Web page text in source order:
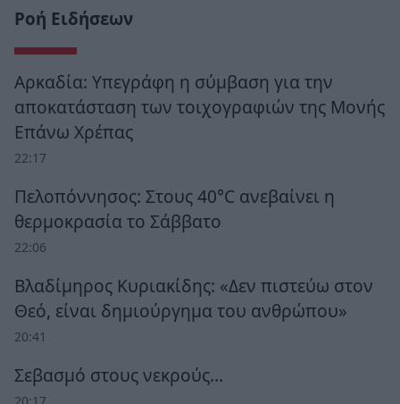
Ροή Ειδήσεων
Αρκαδία: Υπεγράφη η σύμβαση για την
αποκατάσταση των τοιχογραφιών της Μονής
Επάνω Χρέπας
22:17
Πελοπόννησος: Στους 40°C ανεβαίνει η
θερμοκρασία το Σάββατο
22:06
Βλαδίμηρος Κυριακίδης: «Δεν πιστεύω στον
Θεό, είναι δημιούργημα του ανθρώπου»
20:41
Σεβασμό στους νεκρούς…